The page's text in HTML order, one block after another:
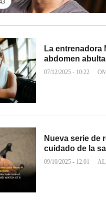
La entrenadora
abdomen
07/12/2025 - 10:22
Nueva serie de
cuidado de la
09/10/2025 - 12:01